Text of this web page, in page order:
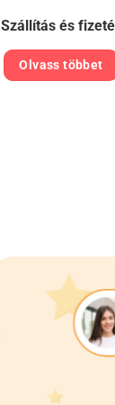
Szállítás és
Olvass többet